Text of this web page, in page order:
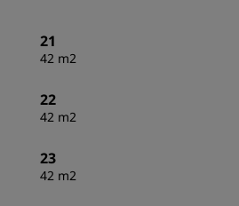
21
42 m2
22
42 m2
23
42 m2